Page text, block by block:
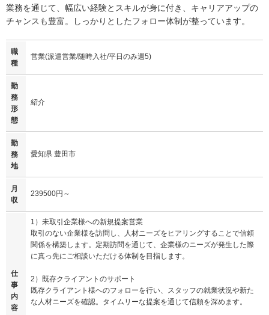
業務を通じて、幅広い経験とスキルが身に付き、キャリアアップの
チャンスも豊富。しっかりとしたフォロー体制が整っています。
職
種
営業(派遣営業/随時入社/平日のみ週5)
勤
務
形
態
紹介
勤
務
地
愛知県 豊田市
月
収
239500円～
仕
事
内
容
1）未取引企業様への新規提案営業
取引のない企業様を訪問し、人材ニーズをヒアリングすることで信頼
関係を構築します。定期訪問を通じて、企業様のニーズが発生した際
に真っ先にご相談いただける体制を目指します。
2）既存クライアントのサポート
既存クライアント様へのフォローを行い、スタッフの就業状況や新た
な人材ニーズを確認。タイムリーな提案を通じて信頼を深めます。